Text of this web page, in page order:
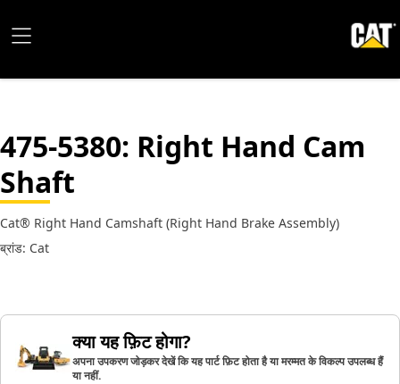
475-5380: Right Hand Cam
Shaft
Cat® Right Hand Camshaft (Right Hand Brake Assembly)
ब्रांड: Cat
क्या यह फ़िट होगा?
अपना उपकरण जोड़कर देखें कि यह पार्ट फ़िट होता है या मरम्मत के विकल्प उपलब्ध हैं
या नहीं.